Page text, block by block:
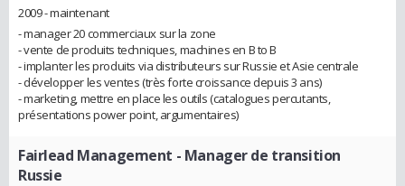
2009 - maintenant
- manager 20 commerciaux sur la zone
- vente de produits techniques, machines en B to B
- implanter les produits via distributeurs sur Russie et Asie centrale
- développer les ventes (très forte croissance depuis 3 ans)
- marketing, mettre en place les outils (catalogues percutants,
présentations power point, argumentaires)
Fairlead Management - Manager de transition
Russie